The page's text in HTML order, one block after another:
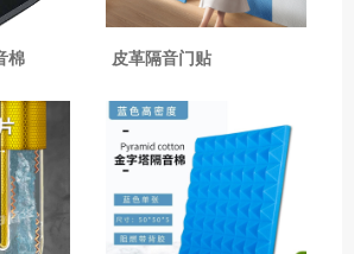
棉 皮革隔音门贴